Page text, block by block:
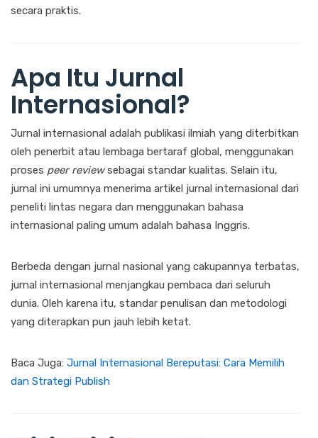
secara praktis.
Apa Itu Jurnal
Internasional?
Jurnal internasional adalah publikasi ilmiah yang diterbitkan
oleh penerbit atau lembaga bertaraf global, menggunakan
proses peer reviewsebagai standar kualitas. Selain itu,
jurnal ini umumnya menerima artikel jurnal internasional dari
peneliti lintas negara dan menggunakan bahasa
internasional paling umum adalah bahasa Inggris.
Berbeda dengan jurnal nasional yang cakupannya terbatas,
jurnal internasional menjangkau pembaca dari seluruh
dunia. Oleh karena itu, standar penulisan dan metodologi
yang diterapkan pun jauh lebih ketat.
Baca Juga: Jurnal Internasional Bereputasi: Cara Memilih
dan Strategi Publish